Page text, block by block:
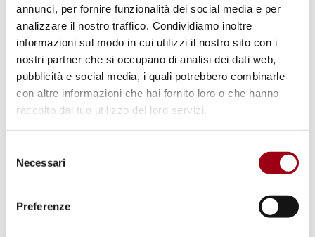
annunci, per fornire funzionalità dei social media e per
analizzare il nostro traffico. Condividiamo inoltre
informazioni sul modo in cui utilizzi il nostro sito con i
nostri partner che si occupano di analisi dei dati web,
pubblicità e social media, i quali potrebbero combinarle
con altre informazioni che hai fornito loro o che hanno
raccolto dal tuo utilizzo dei loro servizi.
delNecessari
Preferenze
che la convenzione ONU ed il suo portato
culturale hanno ancora grande impatto nel
mondo di oggi.
1Ebbene, per Bernardini «il problema è
innanzitutto culturale: la visione
medico-individualista della disabilità, è
“incapacitante” nell’applicazione